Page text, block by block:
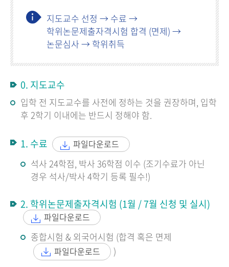
지도교수 선정 → 수료 →
학위논문제출자격시험 합격 (면제) →
논문심사 → 학위취득
0. 지도교수
입학 전 지도교수를 사전에 정하는 것을 권장하며, 입학
후 2학기 이내에는 반드시 정해야 함.
1. 수료 파일다운로드
석사 24학점, 박사 36학점 이수 (조기수료가 아닌
경우 석사/박사 4학기 등록 필수!)
2. 학위논문제출자격시험 (1월 / 7월 신청 및 실시)
파일다운로드
종합시험 & 외국어시험 (합격 혹은 면제
파일다운로드 )